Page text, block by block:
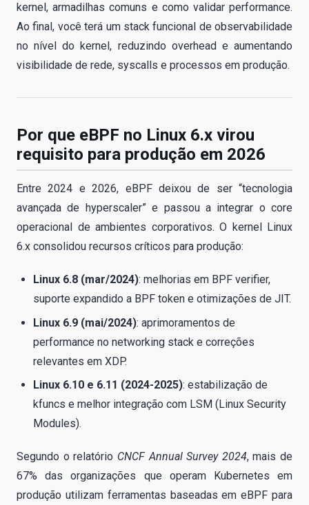
kernel, armadilhas comuns e como validar performance.
Ao final, você terá um stack funcional de observabilidade
no nível do kernel, reduzindo overhead e aumentando
visibilidade de rede, syscalls e processos em produção.
Por que eBPF no Linux 6.x virou
requisito para produção em 2026
Entre 2024 e 2026, eBPF deixou de ser “tecnologia
avançada de hyperscaler” e passou a integrar o core
operacional de ambientes corporativos. O kernel Linux
6.x consolidou recursos críticos para produção:
Linux 6.8 (mar/2024): melhorias em BPF verifier,
suporte expandido a BPF token e otimizações de JIT.
Linux 6.9 (mai/2024): aprimoramentos de
performance no networking stack e correções
relevantes em XDP.
Linux 6.10 e 6.11 (2024-2025): estabilização de
kfuncs e melhor integração com LSM (Linux Security
Modules).
Segundo o relatório CNCF Annual Survey 2024, mais de
67% das organizações que operam Kubernetes em
produção utilizam ferramentas baseadas em eBPF para